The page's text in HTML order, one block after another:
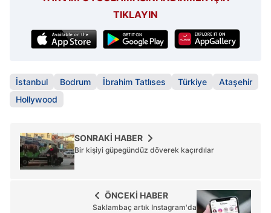
TIKLAYIN
İstanbul Bodrum İbrahim Tatlıses Türkiye
Ataşehir
Hollywood
SONRAKİ HABER
Bir kişiyi güpegündüz döverek kaçırdılar
ÖNCEKİ HABER
Saklambaç artık Instagram'da